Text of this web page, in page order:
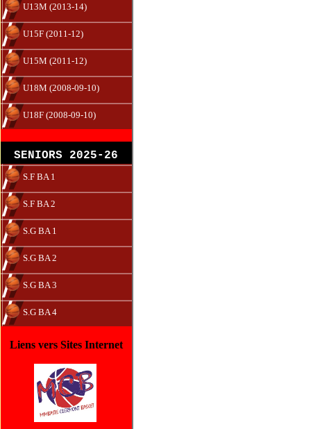
U13M (2013-14)
U15F (2011-12)
U15M (2011-12)
U18M (2008-09-10)
U18F (2008-09-10)
SENIORS 2025-26
S.F BA 1
S.F BA 2
S.G BA 1
S.G BA 2
S.G BA 3
S.G BA 4
Liens vers Sites Internet